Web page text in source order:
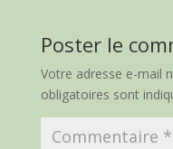
Poster le
Votre adresse e-mail
obligatoires sont